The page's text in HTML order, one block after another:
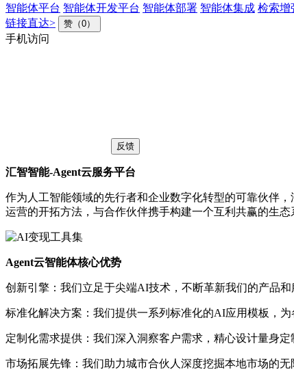
智能体平台 智能体开发平台 智能体部署 智能体集成 检索增
链接直达>
赞（0）
手机访问
反馈
汇智智能-Agent云服务平台
作为人工智能领域的先行者和企业数字化转型的可靠伙伴
运营的开拓方法，与合作伙伴携手构建一个互利共赢的生
Agent云智能体核心优势
创新引擎：我们立足于尖端AI技术，不断革新我们的产品
标准化解决方案：我们提供一系列标准化的AI应用模板，
定制化需求提供：我们深入洞察客户需求，精心设计量身
市场拓展先锋：我们助力城市合伙人深度挖掘本地市场的